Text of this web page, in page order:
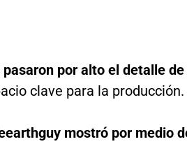
por alto el detalle de
clave para la producción.
mostró por medio